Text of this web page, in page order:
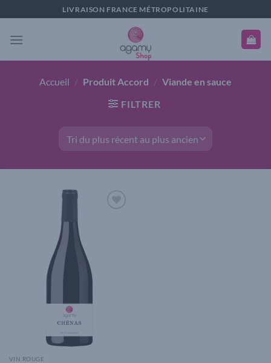
au
contenu
LIVRAISON FRANCE MÉTROPOLITAINE
Accueil / Produit Accord / Viande en sauce
FILTRER
VIN ROUGE